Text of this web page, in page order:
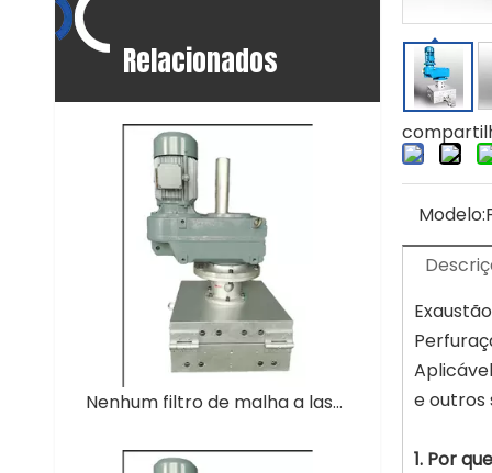
Relacionados
Nenhum filtro de malha a laser para linha de pelotização de plástico
Modelo:
e outros
1. Por